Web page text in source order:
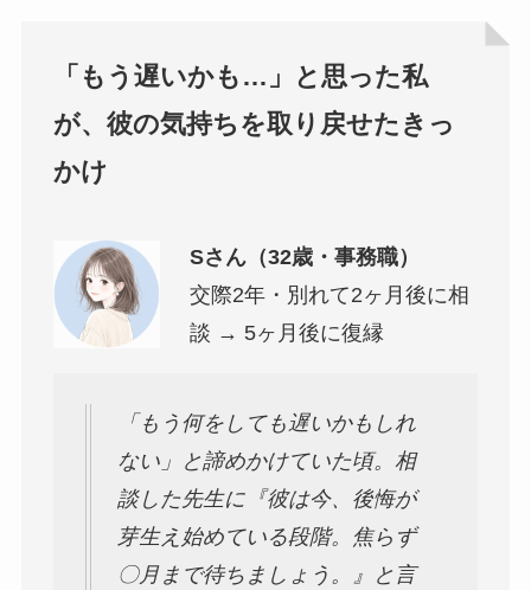
「もう遅いかも…」と思った私
が、彼の気持ちを取り戻せたきっ
かけ
Sさん（32歳・事務職）
交際2年・別れて2ヶ月後に相
談 → 5ヶ月後に復縁
「もう何をしても遅いかもしれ
ない」と諦めかけていた頃。相
談した先生に『彼は今、後悔が
芽生え始めている段階。焦らず
〇月まで待ちましょう。』と言